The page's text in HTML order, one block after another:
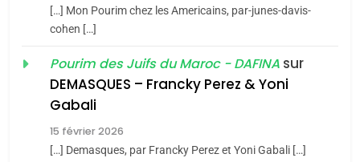
«Tu dis génocide, je dis
guerre»: La nouvelle
[…] Mon Pourim chez les Americains, par-junes-davis-
cohen […]
Pourim des Juifs du Maroc - DAFINA sur
DEMASQUES – Francky Perez & Yoni
Gabali
15 février 2026
[…] Demasques, par Francky Perez et Yoni Gabali […]
2025, l’année la plus
d’ADL contre
l’antisémitisme
FRANCE ISRAÉL
POURQUOI JE REVENDIQUE